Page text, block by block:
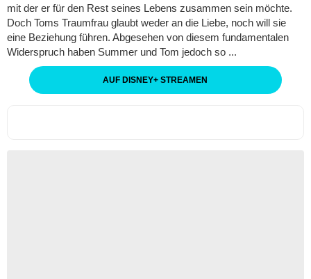
mit der er für den Rest seines Lebens zusammen sein möchte.
Doch Toms Traumfrau glaubt weder an die Liebe, noch will sie
eine Beziehung führen. Abgesehen von diesem fundamentalen
Widerspruch haben Summer und Tom jedoch so ...
AUF DISNEY+ STREAMEN